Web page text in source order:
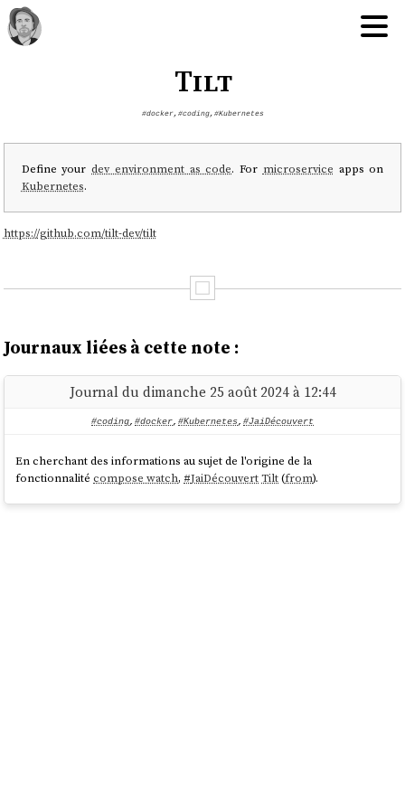
Tilt
#docker, #coding, #Kubernetes
Define yourdev environment as code. For microservice apps on
Kubernetes.
https://github.com/tilt-dev/tilt
Journaux liées à cette note :
Journal du dimanche 25 août 2024 à 12:44
#coding, #docker, #Kubernetes, #JaiDécouvert
En cherchant des informations au sujet de l'origine de la
fonctionnalitécompose watch, #JaiDécouvert Tilt(from).